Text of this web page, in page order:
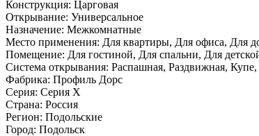
Конструкция: Царговая
Открывание: Универсальное
Назначение: Межкомнатные
Место применения: Для квартиры, Для офиса, Для
Помещение: Для гостиной, Для спальни, Для
Система открывания: Распашная, Раздвижная, Купе,
Фабрика: Профиль Дорс
Серия: Серия X
Страна: Россия
Регион: Подольские
Город: Подольск